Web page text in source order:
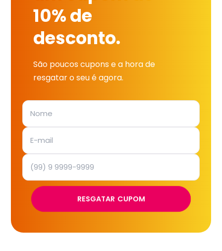
10% de
desconto.
São poucos cupons e a hora de
resgatar o seu é agora.
RESGATAR CUPOM